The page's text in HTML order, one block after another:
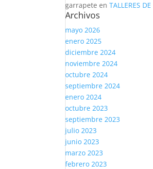
garrapete enTALLERES
Archivos
mayo 2026
enero 2025
diciembre 2024
noviembre 2024
octubre 2024
septiembre 2024
enero 2024
octubre 2023
septiembre 2023
julio 2023
junio 2023
marzo 2023
febrero 2023